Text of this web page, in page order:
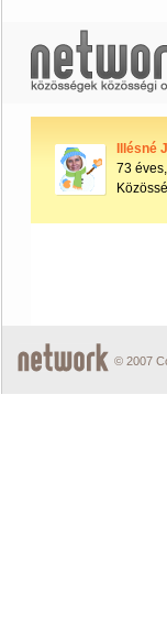
Illésné
73 éves,
© 2007